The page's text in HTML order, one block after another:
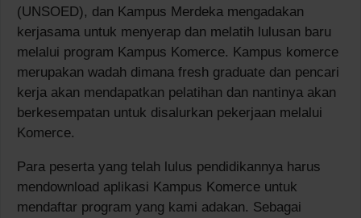
(UNSOED), dan Kampus Merdeka mengadakan
kerjasama untuk menyerap dan melatih lulusan baru
melalui program Kampus Komerce. Kampus komerce
merupakan wadah dimana fresh graduate dan pencari
kerja akan mendapatkan pelatihan dan nantinya akan
berkesempatan untuk disalurkan pekerjaan melalui
Komerce.
Para peserta yang telah lulus pendidikannya harus
mendownload aplikasi Kampus Komerce untuk
mendaftar program yang kami adakan. Sebagai